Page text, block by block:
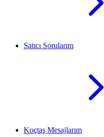
Satıcı Sorularım
Koçtaş Mesajlarım